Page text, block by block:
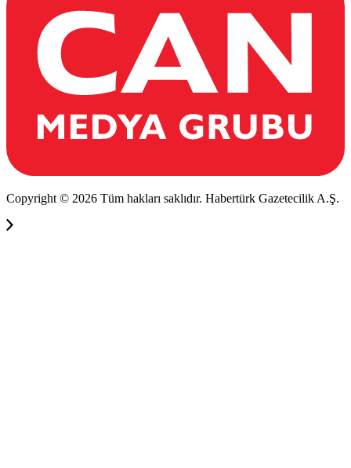
Copyright © 2026 Tüm hakları saklıdır. Habertürk Gazetecilik A.Ş.